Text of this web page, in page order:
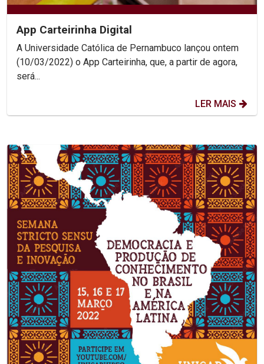
App Carteirinha Digital
A Universidade Católica de Pernambuco lançou ontem
(10/03/2022) o App Carteirinha, que, a partir de agora,
será...
LER MAIS